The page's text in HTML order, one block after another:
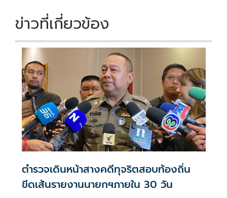
ข่าวที่เกี่ยวข้อง
ตำรวจเดินหน้าสางคดีทุจริตสอบท้องถิ่น
ขีดเส้นรายงานนายกฯภายใน 30 วัน